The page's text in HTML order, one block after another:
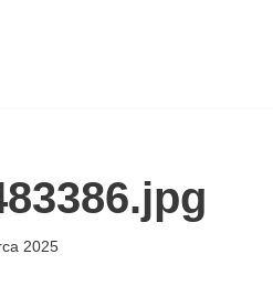
2025